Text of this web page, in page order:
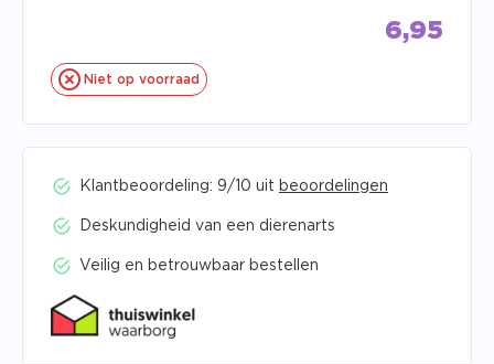
6,95
Niet op voorraad
Klantbeoordeling: 9/10 uit beoordelingen
Deskundigheid van een dierenarts
Veilig en betrouwbaar bestellen